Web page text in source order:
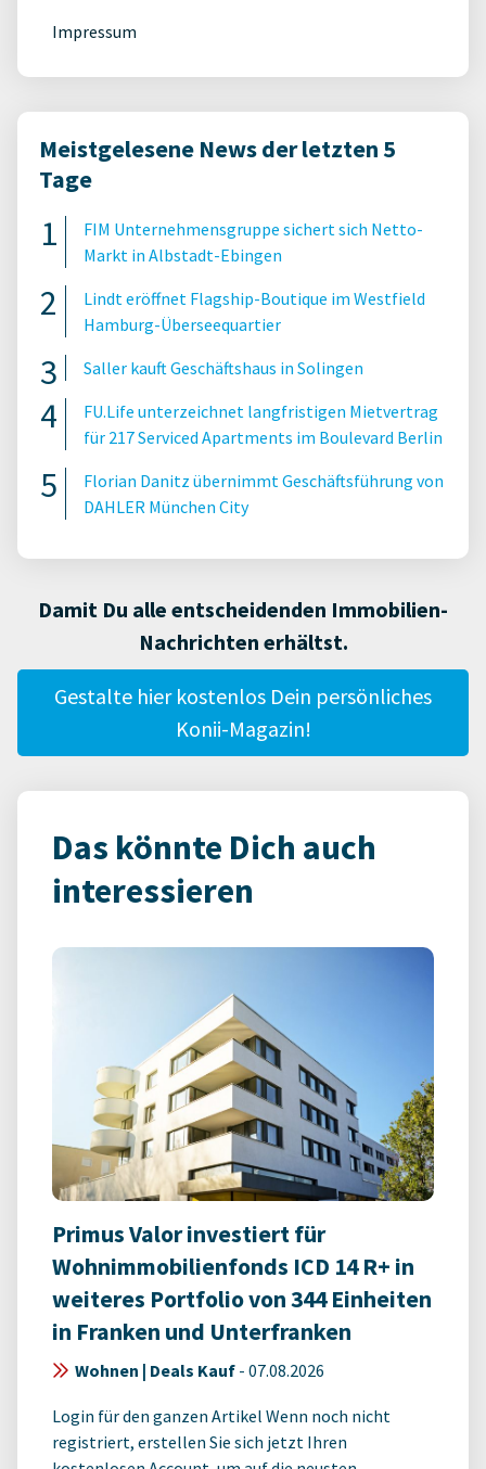
Impressum
Meistgelesene News der letzten 5
Tage
FIM Unternehmensgruppe sichert sich Netto-
Markt in Albstadt-Ebingen
Lindt eröffnet Flagship-Boutique im Westfield
Hamburg-Überseequartier
Saller kauft Geschäftshaus in Solingen
FU.Life unterzeichnet langfristigen Mietvertrag
für 217 Serviced Apartments im Boulevard Berlin
Florian Danitz übernimmt Geschäftsführung von
DAHLER München City
Damit Du alle entscheidenden Immobilien-
Nachrichten erhältst.
Gestalte hier kostenlos Dein persönliches
Konii-Magazin!
Das könnte Dich auch
interessieren
Primus Valor investiert für
Wohnimmobilienfonds ICD 14 R+ in
weiteres Portfolio von 344 Einheiten
in Franken und Unterfranken
Wohnen | Deals Kauf - 07.08.2026
Login für den ganzen Artikel Wenn noch nicht
registriert, erstellen Sie sich jetzt Ihren